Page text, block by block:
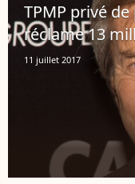
TPMP privé
réclame 13
11 juillet 2017